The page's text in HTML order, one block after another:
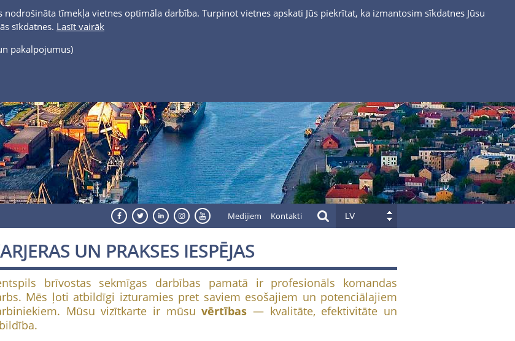
tīmekļa vietnes optimāla darbība. Turpinot vietnes apskati Jūs piekrītat, ka izmantosim sīkdatnes Jūsu
sīkdatnes. Lasīt vairāk
pakalpojumus)
Medijiem Kontakti LV
UN PRAKSES IESPĒJAS
brīvostas sekmīgas darbības pamatā ir profesionāls komandas
Mēs ļoti atbildīgi izturamies pret saviem esošajiem un potenciālajiem
Mūsu vizītkarte ir mūsuvērtības — kvalitāte, efektivitāte un